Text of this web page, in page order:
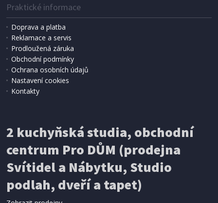
199 Kč Přidat do košíku
SÍŤ PROTI HMYZU
ProGarden KO-CY5910600 Síť proti hmyzu do
dveří magnetická 210 x 100 cm
Praktické informace
Doprava a platba
Reklamace a servis
Prodloužená záruka
Obchodní podmínky
Ochrana osobních údajů
Nastavení cookies
Kontakty
2 kuchyňská studia, obchodní
centrum Pro DŮM (prodejna
Svítidel a Nábytku, Studio
podlah, dveří a tapet)